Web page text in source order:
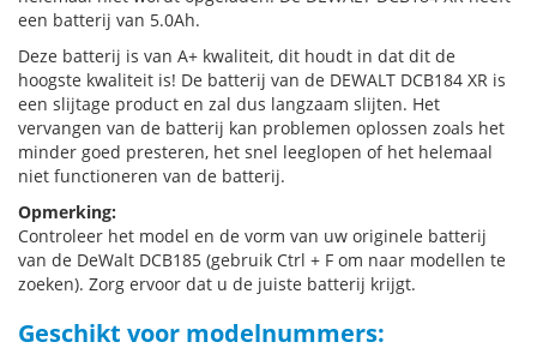
een batterij van 5.0Ah.
Deze batterij is van A+ kwaliteit, dit houdt in dat dit de
hoogste kwaliteit is! De batterij van de DEWALT DCB184 XR is
een slijtage product en zal dus langzaam slijten. Het
vervangen van de batterij kan problemen oplossen zoals het
minder goed presteren, het snel leeglopen of het helemaal
niet functioneren van de batterij.
Opmerking:
Controleer het model en de vorm van uw originele batterij
van de DeWalt DCB185 (gebruik Ctrl + F om naar modellen te
zoeken). Zorg ervoor dat u de juiste batterij krijgt.
Geschikt voor modelnummers: